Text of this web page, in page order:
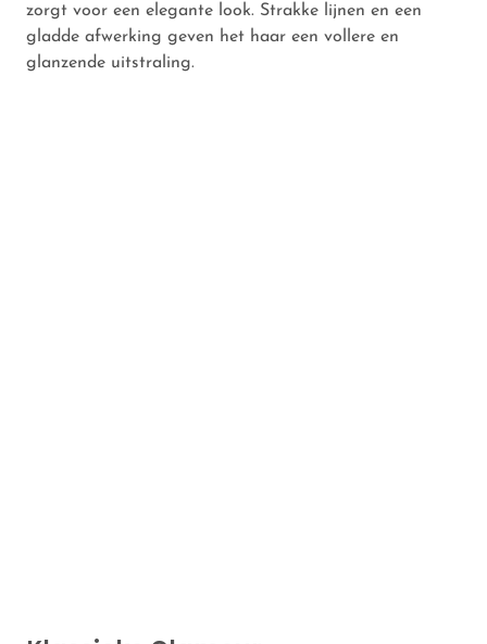
zorgt voor een elegante look. Strakke lijnen en een
gladde afwerking geven het haar een vollere en
glanzende uitstraling.